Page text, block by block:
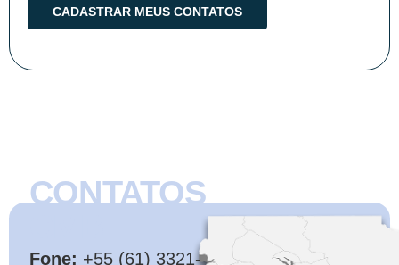
CONTATOS
Fone: +55 (61) 3321-